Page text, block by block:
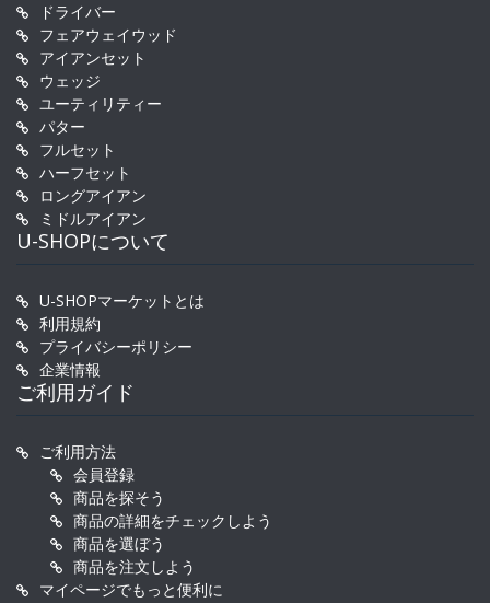
ドライバー
フェアウェイウッド
アイアンセット
ウェッジ
ユーティリティー
パター
フルセット
ハーフセット
ロングアイアン
ミドルアイアン
U-SHOPについて
U-SHOPマーケットとは
利用規約
プライバシーポリシー
企業情報
ご利用ガイド
ご利用方法
会員登録
商品を探そう
商品の詳細をチェックしよう
商品を選ぼう
商品を注文しよう
マイページでもっと便利に